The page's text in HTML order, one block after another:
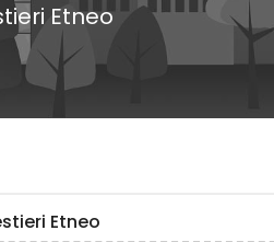
Etneo
Etneo